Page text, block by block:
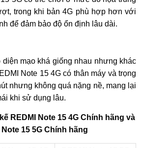
trong khi bản 4G phù hợp hơn với
để đảm bảo độ ổn định lâu dài.
mạo khá giống nhau nhưng khác
Note 15 4G có thân máy và trọng
nhưng không quá nặng nề, mang lại
khi sử dụng lâu.
REDMI Note 15 4G Chính hãng và
Note 15 5G Chính hãng